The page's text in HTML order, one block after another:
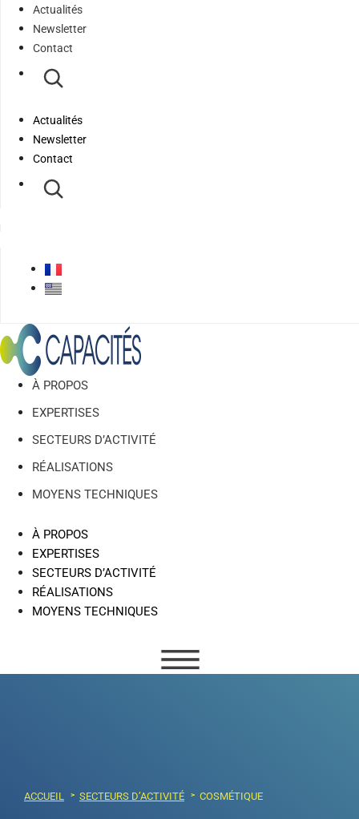
Actualités
Newsletter
Contact
Actualités
Newsletter
Contact
À PROPOS
EXPERTISES
SECTEURS D’ACTIVITÉ
RÉALISATIONS
MOYENS TECHNIQUES
À PROPOS
EXPERTISES
SECTEURS D’ACTIVITÉ
RÉALISATIONS
MOYENS TECHNIQUES
ACCUEIL SECTEURS D’ACTIVITÉ COSMÉTIQUE